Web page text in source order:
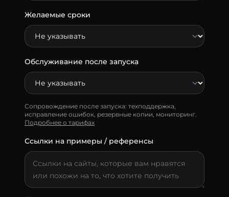
Желаемые сроки
Обслуживание после запуска
Сопровождение после запуска: техподдержка,
исправление ошибок, резервные копии, мониторинг.
Подробнее о тарифах
Ссылки на примеры / референсы